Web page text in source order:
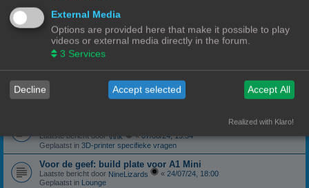
Laatste bericht doorJansC
Geplaatst in
Moeilijk filament (qua bed adhesie)
Laatste bericht door
ROG STRIX Scope DELUXE RGB Toetsenbord
Laatste bericht door Ch3vr0n « 12/08/24, 21:04
Geplaatst in
Te koop: Vraag en Aanbod
Laatste bericht doorVink «07/08/24, 15:54
Geplaatst in 3D-printer specifieke vragen
Voor de geef: build plate voor A1 Mini
Laatste bericht door NineLizards « 24/07/24, 18:00
Geplaatst in Lounge
External Media
Options are provided here that make it possible to play
videos or external media directly in the forum.
3 Services
Decline Accept selected Accept All
Realized with Klaro!